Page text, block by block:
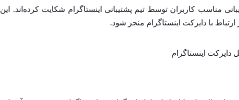
مناسب کاربران توسط تیم پشتیبانی اینستاگرام شکایت کرده‌اند. این
با دایرکت اینستاگرام منجر شود.
دایرکت اینستاگرام